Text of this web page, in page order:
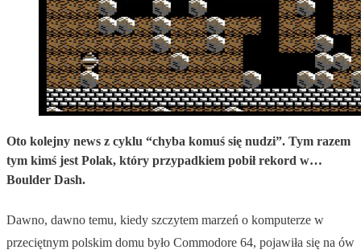
Oto kolejny news z cyklu “chyba komuś się nudzi”. Tym razem
tym kimś jest Polak, który przypadkiem pobił rekord w…
Boulder Dash.
Dawno, dawno temu, kiedy szczytem marzeń o komputerze w
przeciętnym polskim domu było Commodore 64, pojawiła się na ów